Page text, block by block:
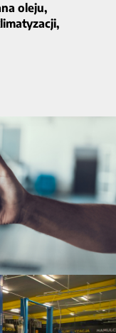
oleju,